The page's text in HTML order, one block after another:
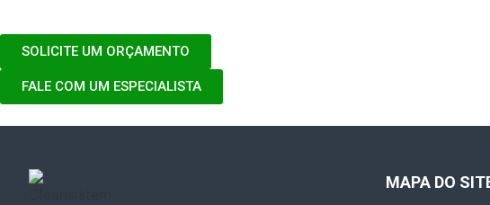
SOLICITE UM ORÇAMENTO
FALE COM UM ESPECIALISTA
MAPA DO